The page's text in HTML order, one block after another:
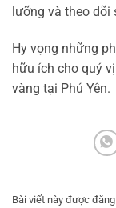
lưỡng và theo dõi
Hy vọng những
hữu ích cho quý
vàng tại Phú Yên.
Bài viết này được